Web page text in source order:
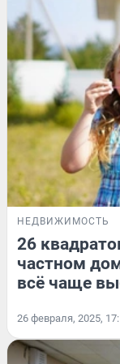
НЕДВИЖИМОСТЬ
26
частном
всё чаще
26 февраля, 2025,